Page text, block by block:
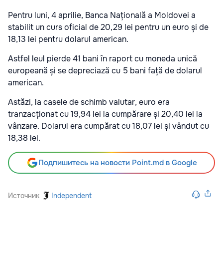
Pentru luni, 4 aprilie, Banca Națională a Moldovei a
stabilit un curs oficial de 20,29 lei pentru un euro și de
18,13 lei pentru dolarul american.
Astfel leul pierde 41 bani în raport cu moneda unică
europeană și se depreciază cu 5 bani față de dolarul
american.
Astăzi, la casele de schimb valutar, euro era
tranzacționat cu 19,94 lei la cumpărare și 20,40 lei la
vânzare. Dolarul era cumpărat cu 18,07 lei și vândut cu
18,38 lei.
Подпишитесь на новости Point.md в Google
Источник Independent